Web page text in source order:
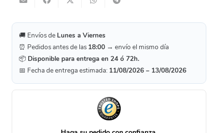
🚚 Envíos de Lunes a Viernes
⏰ Pedidos antes de las 18:00 → envío el mismo día
📦 Disponible para entrega en 24 ó 72h.
📅 Fecha de entrega estimada: 11/08/2026 – 13/08/2026